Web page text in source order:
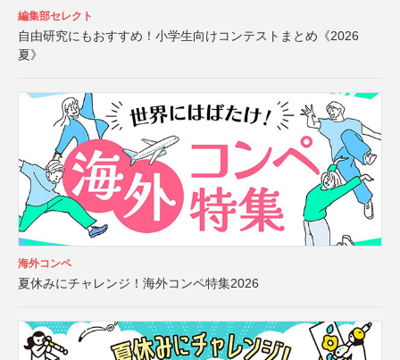
編集部セレクト
自由研究にもおすすめ！小学生向けコンテストまとめ《2026
夏》
海外コンペ
夏休みにチャレンジ！海外コンペ特集2026